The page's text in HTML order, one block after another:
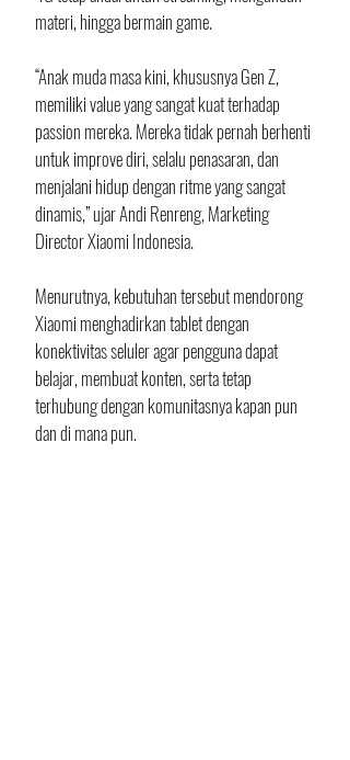
materi, hingga bermain game.
“Anak muda masa kini, khususnya Gen Z,
memiliki value yang sangat kuat terhadap
passion mereka. Mereka tidak pernah berhenti
untuk improve diri, selalu penasaran, dan
menjalani hidup dengan ritme yang sangat
dinamis,” ujar Andi Renreng, Marketing
Director Xiaomi Indonesia.
Menurutnya, kebutuhan tersebut mendorong
Xiaomi menghadirkan tablet dengan
konektivitas seluler agar pengguna dapat
belajar, membuat konten, serta tetap
terhubung dengan komunitasnya kapan pun
dan di mana pun.